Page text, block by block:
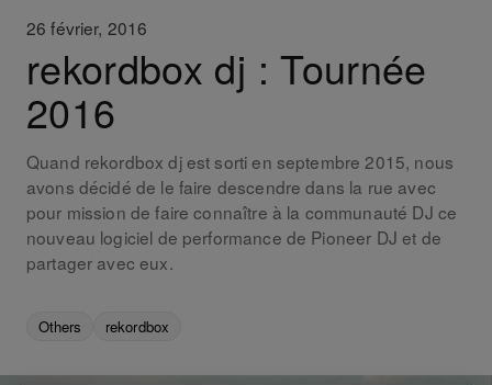
26 février, 2016
rekordbox dj : Tournée
2016
Quand rekordbox dj est sorti en septembre 2015, nous
avons décidé de le faire descendre dans la rue avec
pour mission de faire connaître à la communauté DJ ce
nouveau logiciel de performance de Pioneer DJ et de
partager avec eux.
Others rekordbox